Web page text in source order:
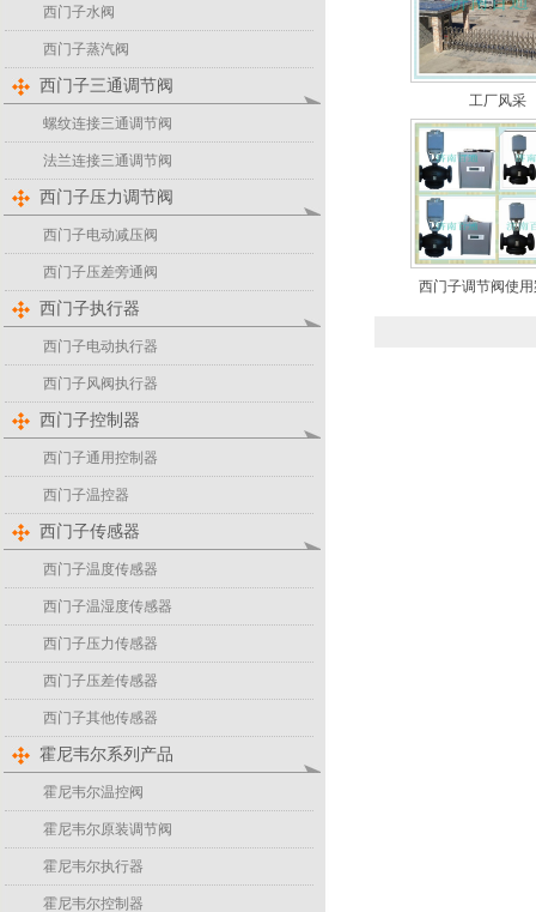
西门子水阀
西门子蒸汽阀
西门子三通调节阀
螺纹连接三通调节阀
法兰连接三通调节阀
西门子压力调节阀
西门子电动减压阀
西门子压差旁通阀
西门子执行器
西门子电动执行器
西门子风阀执行器
西门子控制器
西门子通用控制器
西门子温控器
西门子传感器
西门子温度传感器
西门子温湿度传感器
西门子压力传感器
西门子压差传感器
西门子其他传感器
霍尼韦尔系列产品
霍尼韦尔温控阀
霍尼韦尔原装调节阀
霍尼韦尔执行器
霍尼韦尔控制器
工厂风采
西门子调节阀使